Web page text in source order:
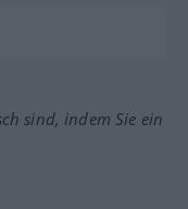
sind, indem Sie ein